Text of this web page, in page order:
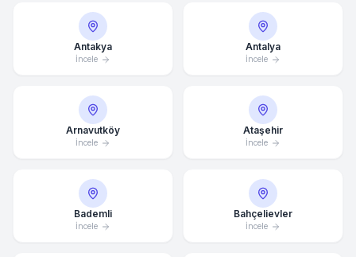
Antakya
İncele
Antalya
İncele
Arnavutköy
İncele
Ataşehir
İncele
Bademli
İncele
Bahçelievler
İncele